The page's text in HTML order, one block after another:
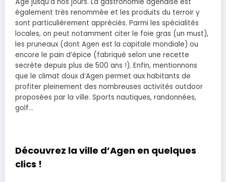
Âge jusqu’à nos jours. La gastronomie agenaise est
également très renommée et les produits du terroir y
sont particulièrement appréciés. Parmi les spécialités
locales, on peut notamment citer le foie gras (un must),
les pruneaux (dont Agen est la capitale mondiale) ou
encore le pain d’épice (fabriqué selon une recette
secrète depuis plus de 500 ans !). Enfin, mentionnons
que le climat doux d’Agen permet aux habitants de
profiter pleinement des nombreuses activités outdoor
proposées par la ville. Sports nautiques, randonnées,
golf…
Découvrez la ville d’Agen en quelques
clics !